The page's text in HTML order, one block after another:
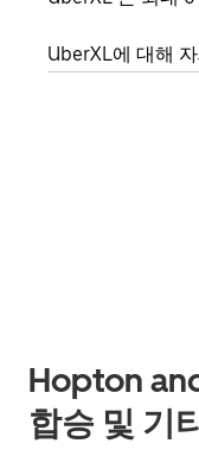
UberXL에 대해
Hopton
합승 및 기